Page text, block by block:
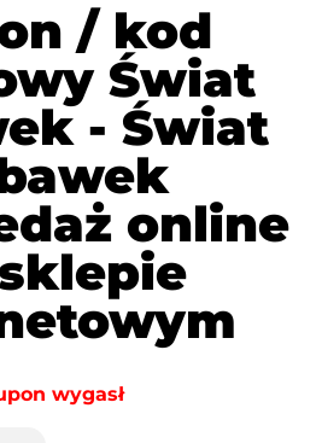
/ kod
Świat
- Świat
online
wygasł